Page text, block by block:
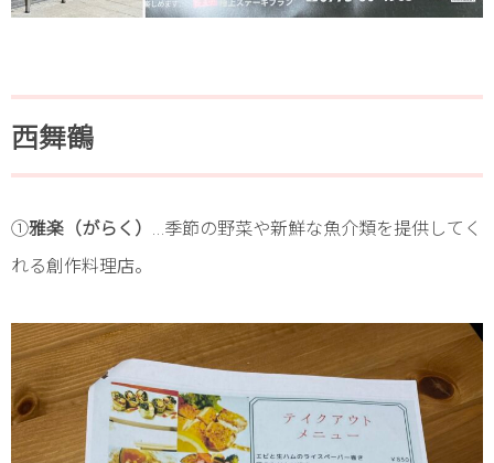
西舞鶴
①雅楽（がらく） …季節の野菜や新鮮な魚介類を提供してく
れる創作料理店。